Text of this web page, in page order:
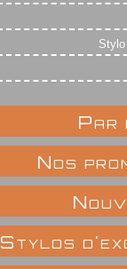
Par
Nos
Stylos